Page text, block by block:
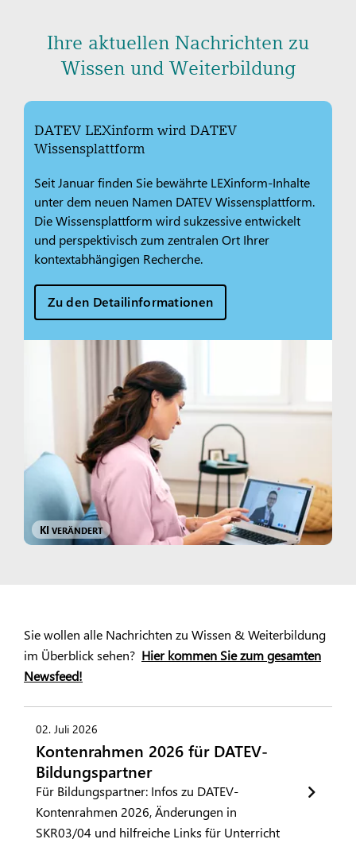
Ihre aktuellen Nachrichten zu
Wissen und Weiterbildung
DATEV LEXinform wird DATEV
Wissensplattform
Seit Januar finden Sie bewährte LEXinform-Inhalte
unter dem neuen Namen DATEV Wissensplattform.
Die Wissensplattform wird sukzessive entwickelt
und perspektivisch zum zentralen Ort Ihrer
kontextabhängigen Recherche.
Zu den Detailinformationen
KI VERÄNDERT
Sie wollen alle Nachrichten zu Wissen & Weiterbildung
im Überblick sehen? Hier kommen Sie zum gesamten
Newsfeed!
02. Juli 2026
Kontenrahmen 2026 für DATEV-
Bildungspartner
Für Bildungspartner: Infos zu DATEV-
Kontenrahmen 2026, Änderungen in
SKR03/04 und hilfreiche Links für Unterricht